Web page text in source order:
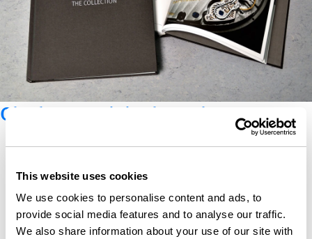
This website uses cookies
We use cookies to personalise content and ads, to
provide social media features and to analyse our traffic.
We also share information about your use of our site with
Glashütte Original Katalog